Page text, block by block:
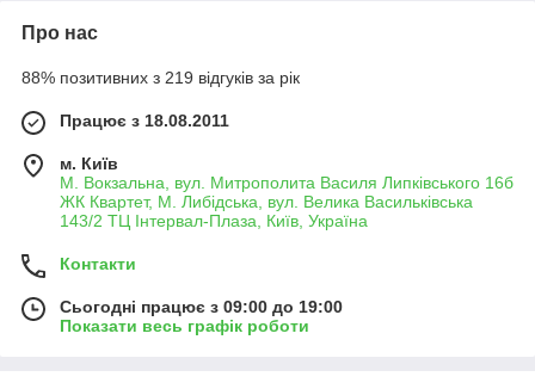
Про нас
88% позитивних з 219 відгуків за рік
Працює з 18.08.2011
м. Київ
М. Вокзальна, вул. Митрополита Василя Липківського 16б
ЖК Квартет, М. Либідська, вул. Велика Васильківська
143/2 ТЦ Інтервал-Плаза, Київ, Україна
Контакти
Сьогодні працює з 09:00 до 19:00
Показати весь графік роботи